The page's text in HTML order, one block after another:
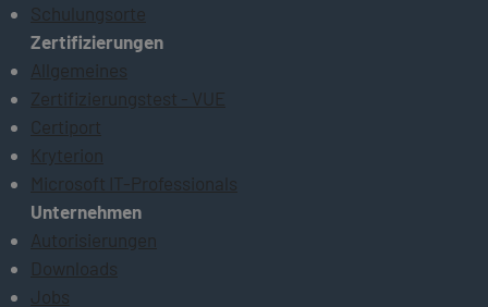
Schulungsorte
Zertifizierungen
Allgemeines
Zertifizierungstest - VUE
Certiport
Kryterion
Microsoft IT-Professionals
Unternehmen
Autorisierungen
Downloads
Jobs